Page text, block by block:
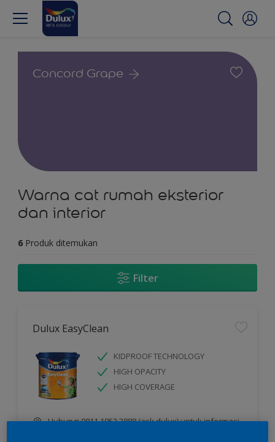
Concord Grape
Warna cat rumah eksterior
dan interior
6 Produk ditemukan
Filter
Dulux EasyClean
KIDPROOF TECHNOLOGY
HIGH OPACITY
HIGH COVERAGE
Hubungi 0811 1952 2888 (ask dulux) untuk informasi